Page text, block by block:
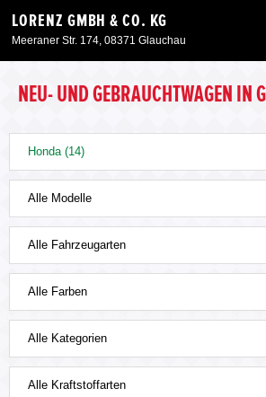
LORENZ GMBH & CO. KG
Meeraner Str. 174, 08371 Glauchau
Neuwagen
Gebrauchtwagen
Angebote
Service & Zubehör
NEU- UND GEBRAUCHTWAGEN IN
Honda (14)
Alle Modelle
Alle Fahrzeugarten
Alle Farben
Alle Kategorien
Alle Kraftstoffarten